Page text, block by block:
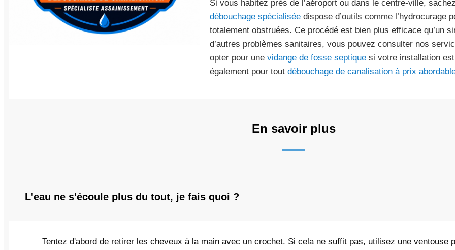
Si vous habitez près de l’aéroport ou dans le centre-ville,
débouchage spécialiséedispose d’outils comme l’hydrocurage
totalement obstruées. Ce procédé est bien plus efficace qu’un
d’autres problèmes sanitaires, vous pouvez consulter nos
opter pour une vidange de fosse septiquesi votre installation
également pour tout débouchage de canalisation à prix
En savoir plus
L'eau ne s'écoule plus du tout, je fais quoi ?
Tentez d'abord de retirer les cheveux à la main avec un crochet. Si cela ne suffit pas, utilisez une ventouse